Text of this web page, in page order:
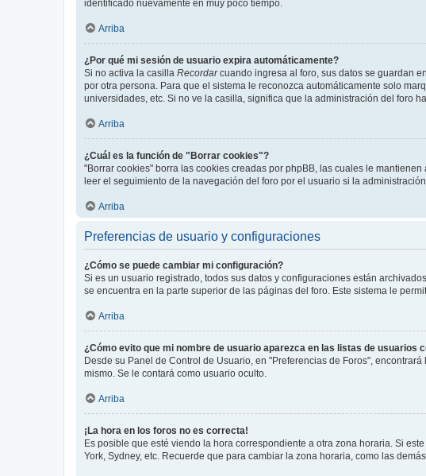
identificado nuevamente en muy poco tiempo.
Arriba
¿Por qué mi sesión de usuario expira automáticamente?
Si no activa la casilla Recordarcuando ingresa al foro, sus datos se guardan
por otra persona. Para que el sistema le reconozca automáticamente solo
universidades, etc. Si no ve la casilla, significa que la administración del foro
Arriba
¿Cuál es la función de "Borrar cookies"?
"Borrar cookies" borra las cookies creadas por phpBB, las cuales le
leer el seguimiento de la navegación del foro por el usuario si la
Arriba
Preferencias de usuario y configuraciones
¿Cómo se puede cambiar mi configuración?
Si es un usuario registrado, todos sus datos y configuraciones están
se encuentra en la parte superior de las páginas del foro. Este sistema le
Arriba
¿Cómo evito que mi nombre de usuario aparezca en las listas de usuarios
Desde su Panel de Control de Usuario, en "Preferencias de Foros", encontrará
mismo. Se le contará como usuario oculto.
Arriba
¡La hora en los foros no es correcta!
Es posible que esté viendo la hora correspondiente a otra zona horaria. Si
York, Sydney, etc. Recuerde que para cambiar la zona horaria, como las